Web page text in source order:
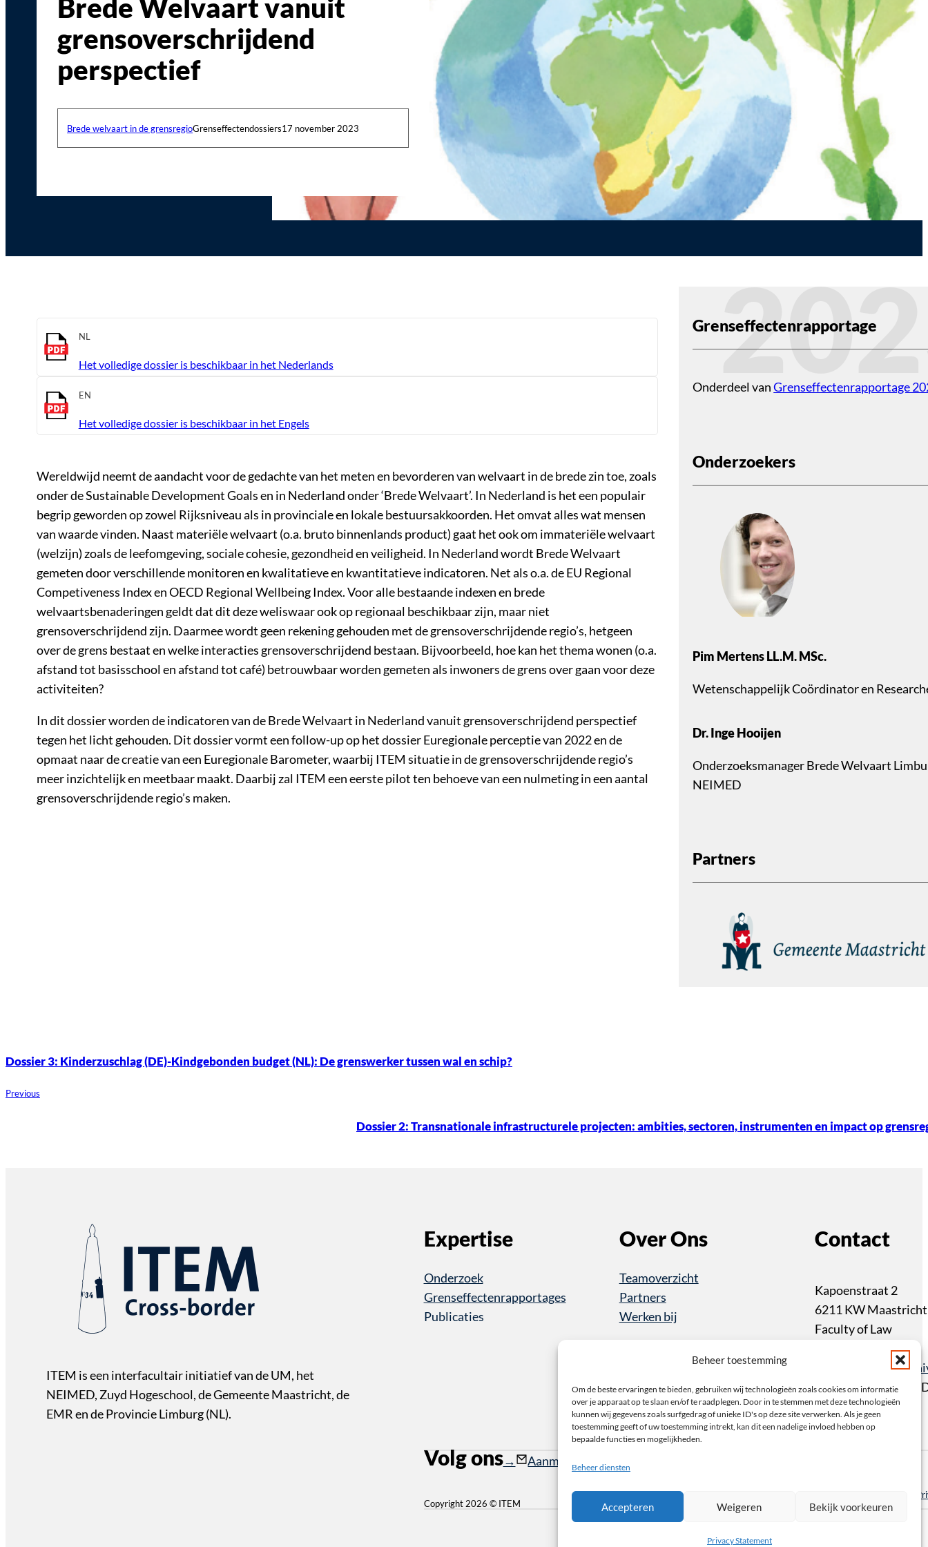
Beheer toestemming
Om de beste ervaringen te bieden, gebruiken wij technologieën zoals cookies om informatie
over je apparaat op te slaan en/of te raadplegen. Door in te stemmen met deze technologieën
kunnen wij gegevens zoals surfgedrag of unieke ID's op deze site verwerken. Als je geen
toestemming geeft of uw toestemming intrekt, kan dit een nadelige invloed hebben op
bepaalde functies en mogelijkheden.
Beheer diensten
Accepteren Weigeren Bekijk voorkeuren
Privacy Statement
Brede Welvaart vanuit
grensoverschrijdend
perspectief
Brede welvaart in de grensregioGrenseffectendossiers17 november 2023
NL
Het volledige dossier is beschikbaar in het Nederlands
EN
Het volledige dossier is beschikbaar in het Engels
Wereldwijd neemt de aandacht voor de gedachte van het meten en bevorderen van welvaart in de brede zin toe, zoals
onder de Sustainable Development Goals en in Nederland onder ‘Brede Welvaart’. In Nederland is het een populair
begrip geworden op zowel Rijksniveau als in provinciale en lokale bestuursakkoorden. Het omvat alles wat mensen
van waarde vinden. Naast materiële welvaart (o.a. bruto binnenlands product) gaat het ook om immateriële welvaart
(welzijn) zoals de leefomgeving, sociale cohesie, gezondheid en veiligheid. In Nederland wordt Brede Welvaart
gemeten door verschillende monitoren en kwalitatieve en kwantitatieve indicatoren. Net als o.a. de EU Regional
Competiveness Index en OECD Regional Wellbeing Index. Voor alle bestaande indexen en brede
welvaartsbenaderingen geldt dat dit deze weliswaar ook op regionaal beschikbaar zijn, maar niet
grensoverschrijdend zijn. Daarmee wordt geen rekening gehouden met de grensoverschrijdende regio’s, hetgeen
over de grens bestaat en welke interacties grensoverschrijdend bestaan. Bijvoorbeeld, hoe kan het thema wonen (o.a.
afstand tot basisschool en afstand tot café) betrouwbaar worden gemeten als inwoners de grens over gaan voor deze
activiteiten?
In dit dossier worden de indicatoren van de Brede Welvaart in Nederland vanuit grensoverschrijdend perspectief
tegen het licht gehouden. Dit dossier vormt een follow-up op het dossier Euregionale perceptie van 2022 en de
opmaat naar de creatie van een Euregionale Barometer, waarbij ITEM situatie in de grensoverschrijdende regio’s
meer inzichtelijk en meetbaar maakt. Daarbij zal ITEM een eerste pilot ten behoeve van een nulmeting in een aantal
grensoverschrijdende regio’s maken.
Grenseffectenrapportage
Onderdeel vanGrenseffectenrapportage
Onderzoekers
Pim Mertens LL.M. MSc.
Wetenschappelijk Coördinator en
Dr. Inge Hooijen
Onderzoeksmanager Brede Welvaart
NEIMED
Partners
Previous
Dossier 3: Kinderzuschlag (DE)-Kindgebonden budget (NL): De grenswerker tussen wal en schip?
Dossier 2: Transnationale infrastructurele projecten: ambities, sectoren, instrumenten en impact op
ITEM is een interfacultair initiatief van de UM, het
NEIMED, Zuyd Hogeschool, de Gemeente Maastricht, de
EMR en de Provincie Limburg (NL).
Expertise
Onderzoek
Grenseffectenrapportages
Publicaties
Over Ons
Teamoverzicht
Partners
Werken bij
Contact
Kapoenstraat 2
6211 KW Maastricht
Faculty of Law
+31 43 3883233
PO Box 616 6200
Maastricht
Volg onsFollow us on Instagram
Follow us on YouTube
Aanmelden nieuwsbrief
Copyright 2026 © ITEM